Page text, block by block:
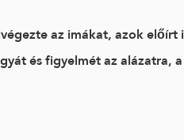
az imákat, azok előírt
és figyelmét az alázatra,